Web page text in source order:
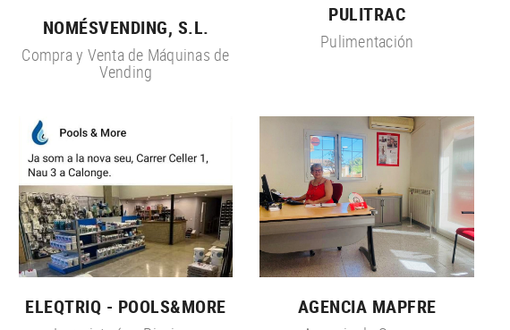
NOMÉSVENDING, S.L.
Compra y Venta de Máquinas de
Vending
PULITRAC
Pulimentación
ELEQTRIQ - POOLS&MORE AGENCIA MAPFRE